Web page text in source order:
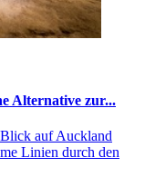
Alternative zur...
auf Auckland
Linien durch den